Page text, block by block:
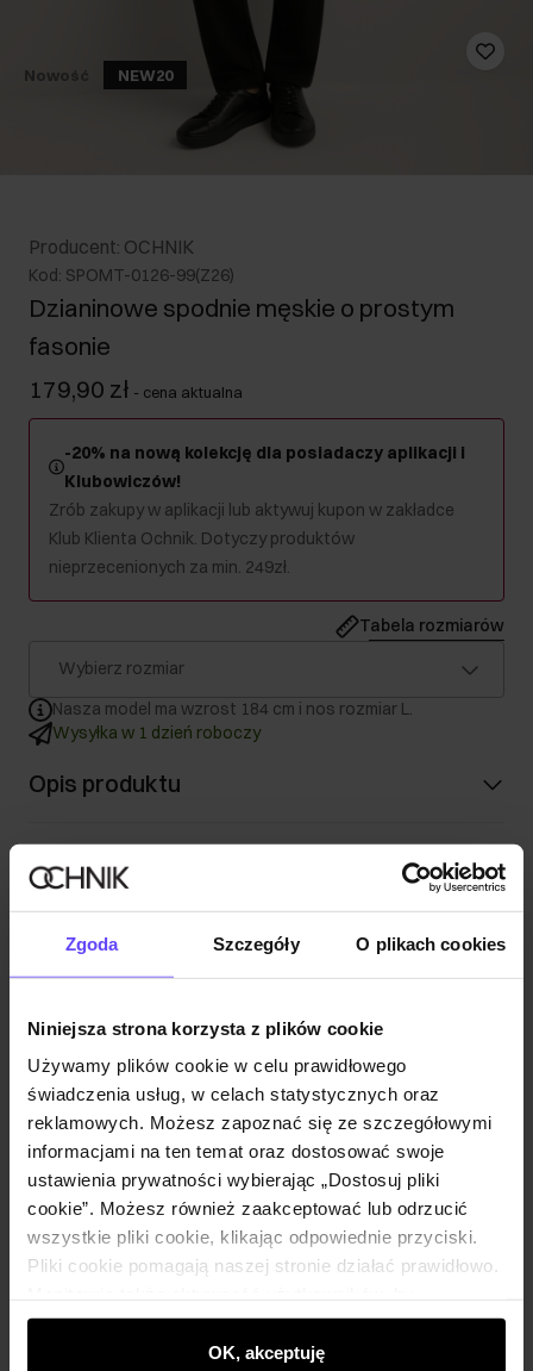
Zgoda Szczegóły O plikach cookies
Niniejsza strona korzysta z plików cookie
Używamy plików cookie w celu prawidłowego
świadczenia usług, w celach statystycznych oraz
reklamowych. Możesz zapoznać się ze szczegółowymi
informacjami na ten temat oraz dostosować swoje
ustawienia prywatności wybierając „Dostosuj pliki
cookie”. Możesz również zaakceptować lub odrzucić
wszystkie pliki cookie, klikając odpowiednie przyciski.
Pliki cookie pomagają naszej stronie działać prawidłowo.
wyświetlać im dopasowane do ich preferencji treści,
rekomendacje oraz komunikaty reklamowe informujące o
OK, akceptuję
Nowość NEW20
Producent: OCHNIK
Kod: SPOMT-0126-99(Z26)
Dzianinowe spodnie męskie o prostym
fasonie
179,90 zł - cena aktualna
-20% na nową kolekcję dla posiadaczy aplikacji i
Klubowiczów!
Zrób zakupy w aplikacji lub aktywuj kupon w zakładce
Klub Klienta Ochnik. Dotyczy produktów
nieprzecenionych za min. 249zł.
Tabela rozmiarów
Wybierz rozmiar
Nasza model ma wzrost 184 cm i nos rozmiar L.
Wysyłka w 1 dzień roboczy
Opis produktu
Szczegóły
Skład
Opinie
Zestaw
Męska koszula dzianinowa oversize
KOSMT-0366-99(Z26)
199,90 zł
Wybierz rozmiar
Dodaj do koszyka